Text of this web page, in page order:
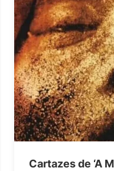
Cartazes de ‘A